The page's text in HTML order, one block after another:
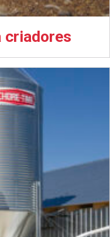
criadores